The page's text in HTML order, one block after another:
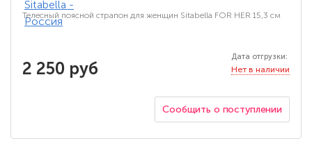
Телесный поясной страпон для женщин Sitabella FOR HER 15,3 см
2 250 руб
Дата отгрузки:
Нет в наличии
Сообщить о поступлении